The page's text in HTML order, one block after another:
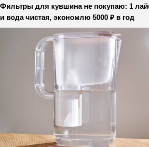
Фильтры для кувшина не покупаю: 1
и вода чистая, экономлю 5000 ₽ в год